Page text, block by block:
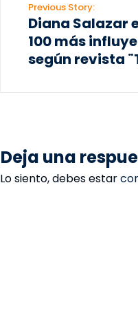
Previous Story:
Diana Salazar
100 más
según revista
Deja una
Lo siento, debes estar